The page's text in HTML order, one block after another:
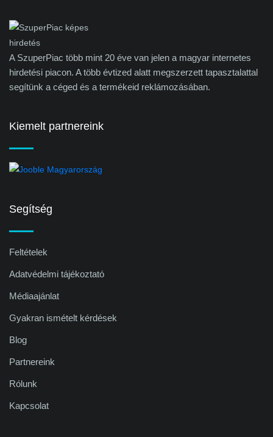
A SzuperPiac több mint 20 éve van jelen a magyar internetes
hirdetési piacon. A több évtized alatt megszerzett tapasztalattal
segítünk a céged és a termékeid reklámozásában.
Kiemelt partnereink
Segítség
Feltételek
Adatvédelmi tájékoztató
Médiaajánlat
Gyakran ismételt kérdések
Blog
Partnereink
Rólunk
Kapcsolat